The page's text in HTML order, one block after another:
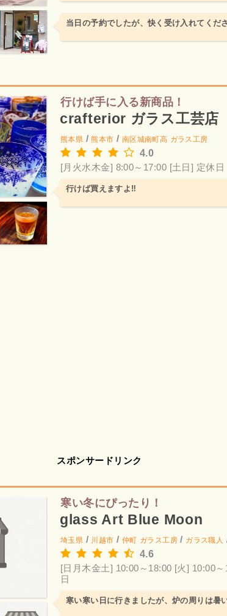
当日の予約でしたが、快く受け入れてくだ
行けば手に入る新商品！
crafterior ガラス工芸店
熊本県 /熊本市 / 南区城南町高 ガラス工房
4.0
[月火水木金] 8:00～17:00 [土日] 定休日
行けば買えますよ‼️
スポンサードリンク
寒い冬にぴったり！
glass Art Blue Moon
埼玉県 / 川越市 / 仲町 ガラス工房/ ガラス職人
4.6
[日月木金土] 10:00～18:00 [火] 10:00～
日
寒い寒い日に行きましたが、炉の周りは暑